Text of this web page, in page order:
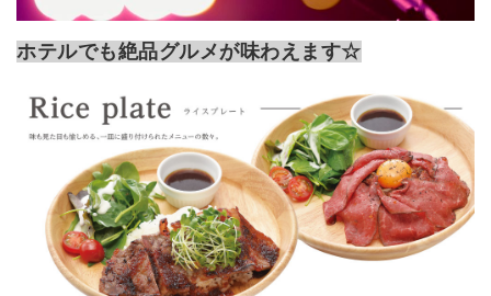
ホテルでも絶品グルメが味わえます☆